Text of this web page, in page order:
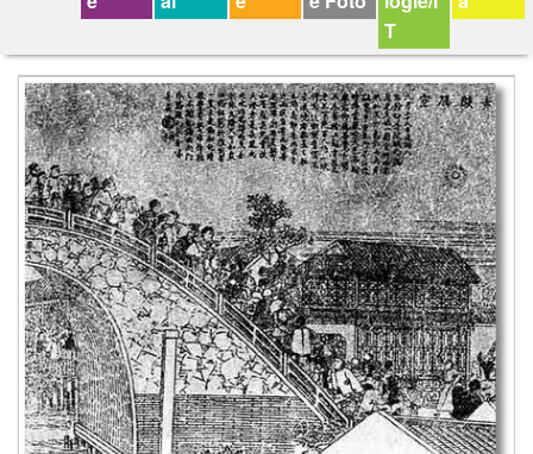
Jocuri
Horoscop
Wallpaper
V-chat
T